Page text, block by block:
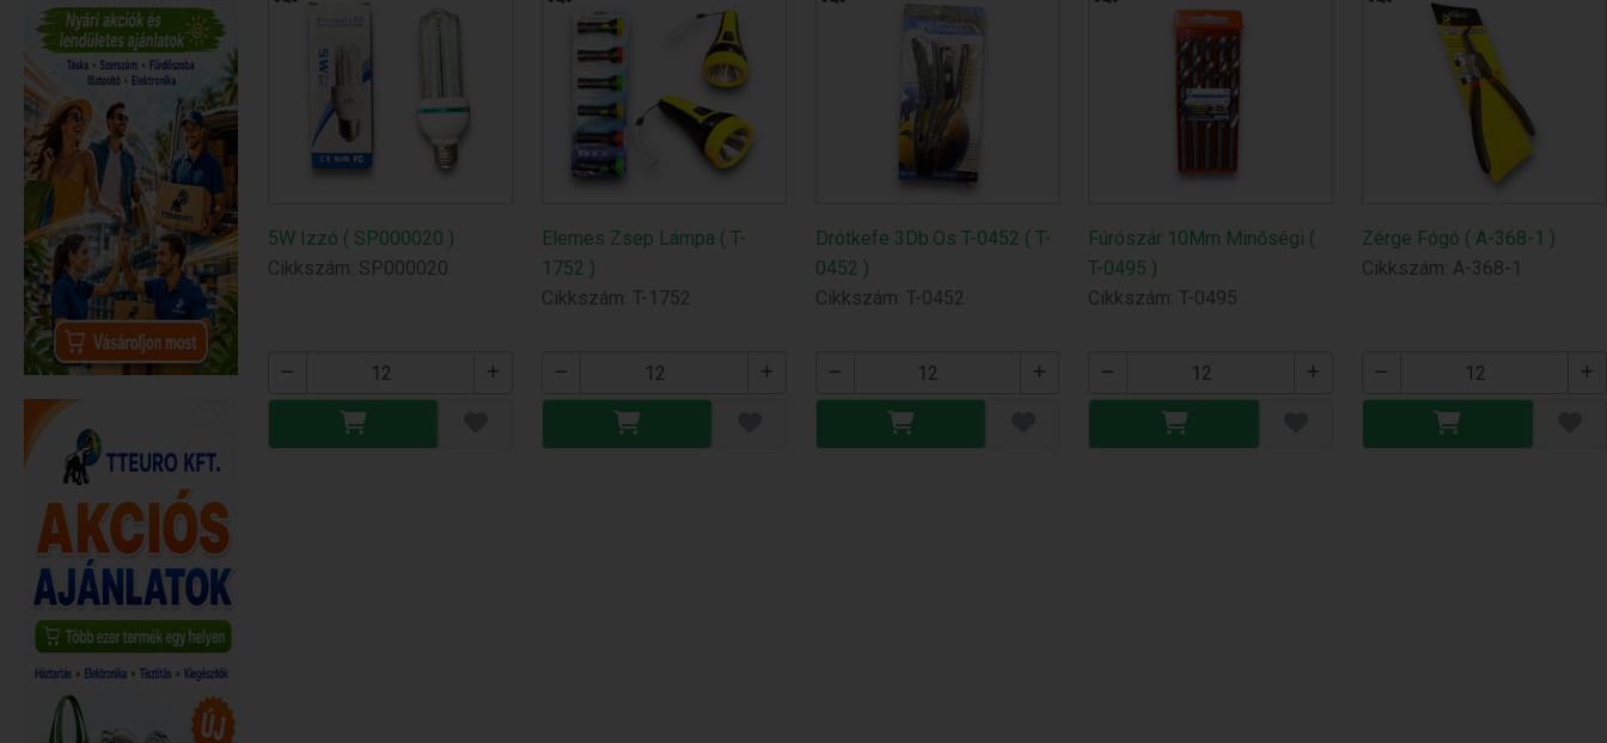
5W Izzó ( SP000020 )
Cikkszám: SP000020
Elemes Zsep Lámpa ( T-
1752 )
Cikkszám: T-1752
Drótkefe 3Db.Os T-0452 ( T-
0452 )
Cikkszám: T-0452
Fúrószár 10Mm Minőségi (
T-0495 )
Cikkszám: T-0495
Zérge Fógó ( A-368-1 )
Cikkszám: A-368-1